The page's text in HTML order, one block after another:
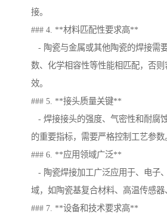
接。
### 4. **材料匹配性要求高**
- 陶瓷与金属或其他陶瓷的焊接需
数、化学相容性等性能相匹配，否
效。
### 5. **接头质量关键**
- 焊接接头的强度、气密性和耐腐
的重要指标，需要严格控制工艺参数
### 6. **应用领域广泛**
- 陶瓷焊接加工广泛应用于、电子
域，如陶瓷基复合材料、高温传感器
### 7. **设备和技术要求高**